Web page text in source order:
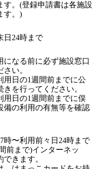
す。(登録申請書は各施設
す。)
日24時まで
になる前に必ず施設窓口
い。
用日の1週間前までに公
を行ってください。
用日の1週間前までに俣
備の利用の有無等を確認
時〜利用前々日24時まで
前まで)インターネッ
きます。